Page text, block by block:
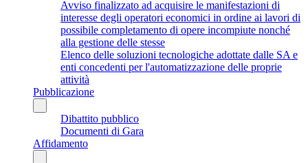
Avviso finalizzato ad acquisire le manifestazioni di
interesse degli operatori economici in ordine ai lavori di
possibile completamento di opere incompiute nonché
alla gestione delle stesse
Elenco delle soluzioni tecnologiche adottate dalle SA e
enti concedenti per l'automatizzazione delle proprie
attività
Pubblicazione
Dibattito pubblico
Documenti di Gara
Affidamento